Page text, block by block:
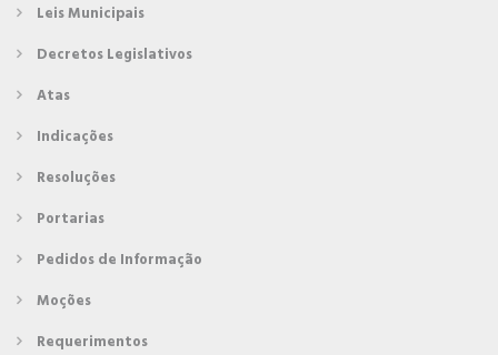
Leis Municipais
Decretos Legislativos
Atas
Indicações
Resoluções
Portarias
Pedidos de Informação
Moções
Requerimentos